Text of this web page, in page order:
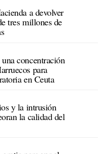
a devolver
tres millones de
concentración
para
en Ceuta
y la intrusión
la calidad del